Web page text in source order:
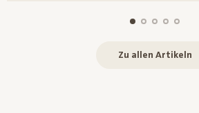
Zu allen Artikeln